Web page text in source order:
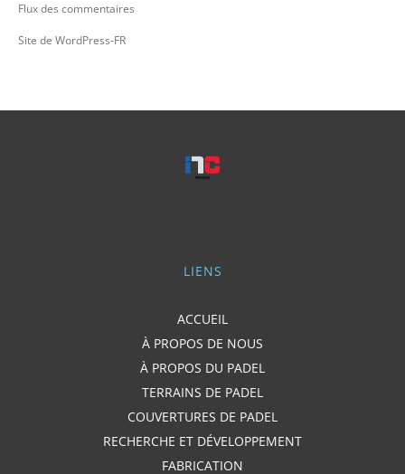
Flux des commentaires
Site de WordPress-FR
LIENS
ACCUEIL
À PROPOS DE NOUS
À PROPOS DU PADEL
TERRAINS DE PADEL
COUVERTURES DE PADEL
RECHERCHE ET DÉVELOPPEMENT
FABRICATION